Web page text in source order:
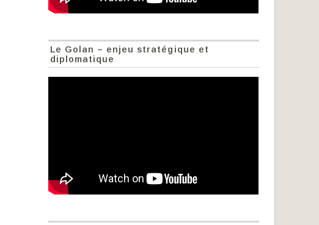
Le Golan – enjeu stratégique et
diplomatique